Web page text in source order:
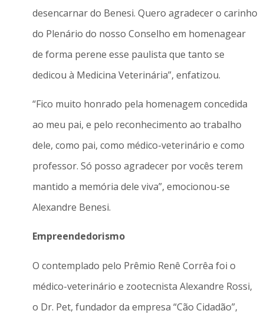
desencarnar do Benesi. Quero agradecer o carinho
do Plenário do nosso Conselho em homenagear
de forma perene esse paulista que tanto se
dedicou à Medicina Veterinária”, enfatizou.
“Fico muito honrado pela homenagem concedida
ao meu pai, e pelo reconhecimento ao trabalho
dele, como pai, como médico-veterinário e como
professor. Só posso agradecer por vocês terem
mantido a memória dele viva”, emocionou-se
Alexandre Benesi.
Empreendedorismo
O contemplado pelo Prêmio Renê Corrêa foi o
médico-veterinário e zootecnista Alexandre Rossi,
o Dr. Pet, fundador da empresa “Cão Cidadão”,